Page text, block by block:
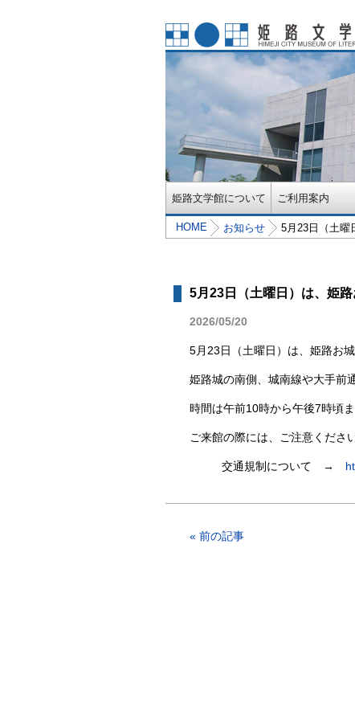
姫路文学館について ご利用案内
HOME お知らせ 5月23日（土曜
5月23日（土曜日）は、姫
2026/05/20
5月23日（土曜日）は、姫路お
姫路城の南側、城南線や大手前
時間は午前10時から午後7時頃
ご来館の際には、ご注意ください
交通規制について →
« 前の記事